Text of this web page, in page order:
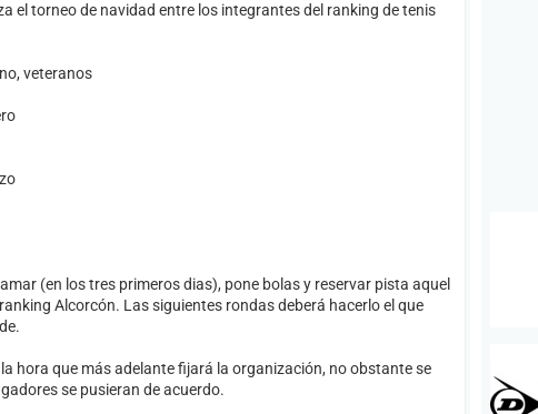
el torneo de navidad entre los integrantes del ranking de tenis
veteranos
(en los tres primeros dias), pone bolas y reservar pista aquel
Alcorcón. Las siguientes rondas deberá hacerlo el que
hora que más adelante fijará la organización, no obstante se
se pusieran de acuerdo.